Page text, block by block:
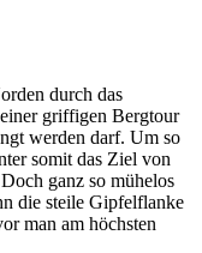
durch das
griffigen Bergtour
werden darf. Um so
somit das Ziel von
ganz so mühelos
die steile Gipfelflanke
man am höchsten